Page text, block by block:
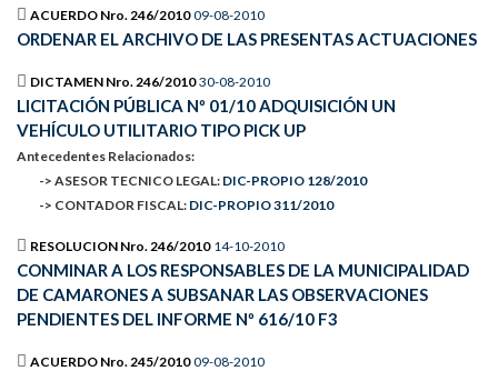
ACUERDO Nro. 246/2010 09-08-2010
ORDENAR EL ARCHIVO DE LAS PRESENTAS ACTUACIONES
DICTAMEN Nro. 246/2010 30-08-2010
LICITACIÓN PÚBLICA Nº 01/10 ADQUISICIÓN UN
VEHÍCULO UTILITARIO TIPO PICK UP
Antecedentes Relacionados:
-> ASESOR TECNICO LEGAL: DIC-PROPIO 128/2010
-> CONTADOR FISCAL: DIC-PROPIO 311/2010
RESOLUCION Nro. 246/2010 14-10-2010
CONMINAR A LOS RESPONSABLES DE LA MUNICIPALIDAD
DE CAMARONES A SUBSANAR LAS OBSERVACIONES
PENDIENTES DEL INFORME Nº 616/10 F3
ACUERDO Nro. 245/2010 09-08-2010